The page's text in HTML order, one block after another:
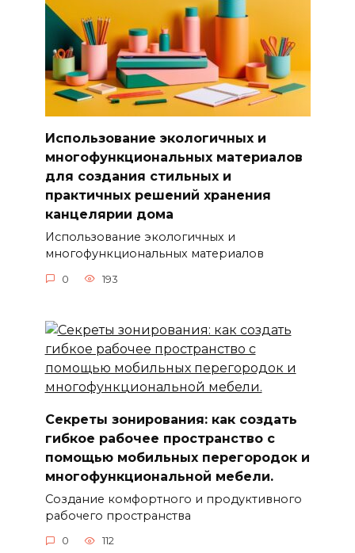
Использование экологичных и
многофункциональных материалов
для создания стильных и
практичных решений хранения
канцелярии дома
Использование экологичных и
многофункциональных материалов
0 193
Секреты зонирования: как создать
гибкое рабочее пространство с
помощью мобильных перегородок и
многофункциональной мебели.
Создание комфортного и продуктивного
рабочего пространства
0 112